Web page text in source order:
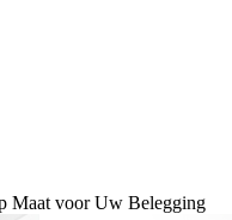
Maat voor Uw Belegging